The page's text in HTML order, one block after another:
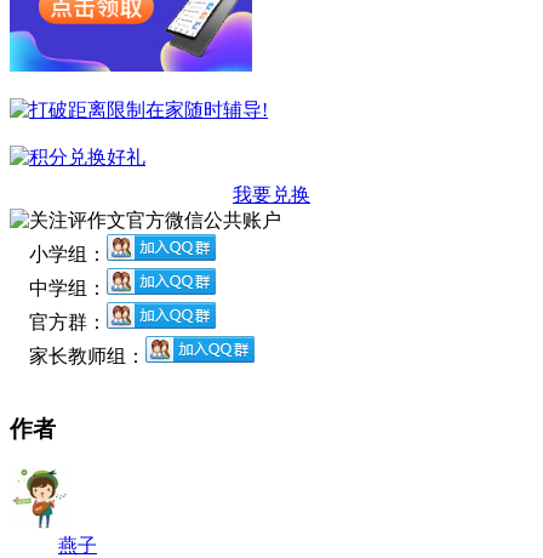
我要兑换
小学组：
中学组：
官方群：
家长教师组：
作者
燕子